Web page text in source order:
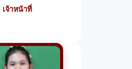
เจ้าหน้าที่